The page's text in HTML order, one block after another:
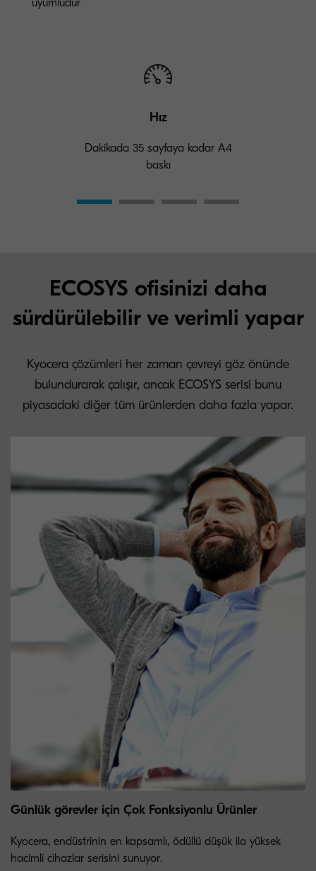
uyumludur
Hız
Dakikada 35 sayfaya kadar A4
baskı
ECOSYS ofisinizi daha
sürdürülebilir ve verimli yapar
Kyocera çözümleri her zaman çevreyi göz önünde
bulundurarak çalışır, ancak ECOSYS serisi bunu
piyasadaki diğer tüm ürünlerden daha fazla yapar.
Günlük görevler için Çok Fonksiyonlu Ürünler
Kyocera, endüstrinin en kapsamlı, ödüllü düşük ila yüksek
hacimli cihazlar serisini sunuyor.